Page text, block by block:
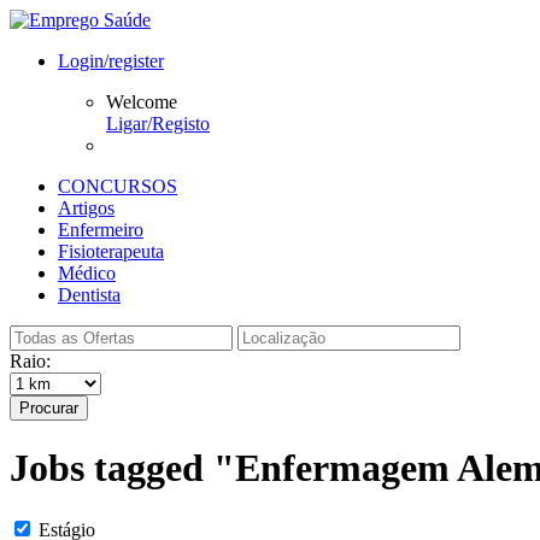
Login/register
Welcome
Ligar/Registo
CONCURSOS
Artigos
Enfermeiro
Fisioterapeuta
Médico
Dentista
Raio:
Procurar
Jobs tagged "Enfermagem
Estágio